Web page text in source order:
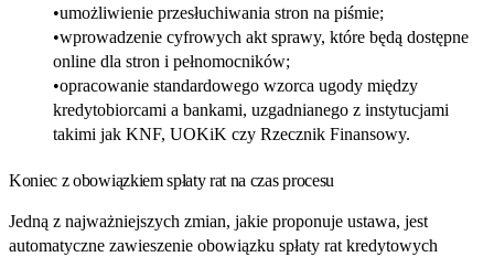
umożliwienie przesłuchiwania stron na piśmie;
wprowadzenie cyfrowych akt sprawy, które będą dostępne
online dla stron i pełnomocników;
opracowanie standardowego wzorca ugody między
kredytobiorcami a bankami, uzgadnianego z instytucjami
takimi jak KNF, UOKiK czy Rzecznik Finansowy.
Koniec z obowiązkiem spłaty rat na czas procesu
Jedną z najważniejszych zmian, jakie proponuje ustawa, jest
automatyczne zawieszenie obowiązku spłaty rat kredytowych